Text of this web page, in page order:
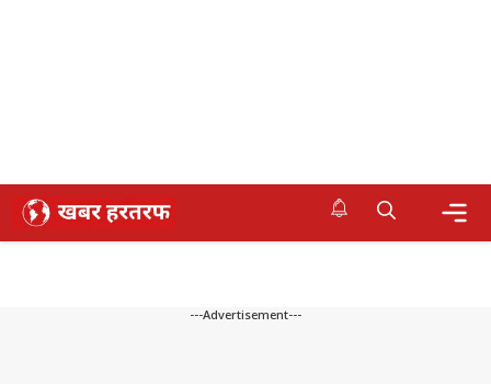
Skip
---Advertisement---